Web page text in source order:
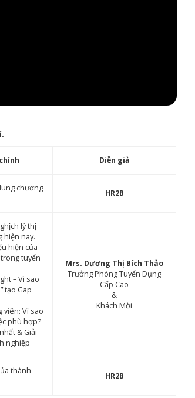
Diễn giả
chương
HR2B
lý thị
hiện nay.
hiện của
tuyển
– Vì sao
tạo Gap
viên: Vì sao
phù hợp?
& Giải
nghiệp
Mrs. Dương Thị Bích Thảo
Trưởng Phòng Tuyển Dụng
Cấp Cao
&
Khách Mời
thành
HR2B